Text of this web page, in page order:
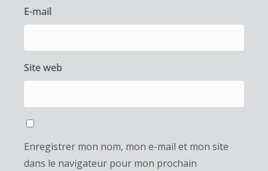
E-mail
Site web
Enregistrer mon nom, mon e-mail et mon site
dans le navigateur pour mon prochain